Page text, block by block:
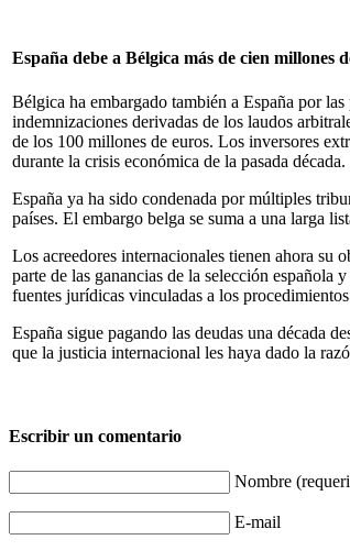
España debe a Bélgica más de cien millones
Bélgica ha embargado también a España por
indemnizaciones derivadas de los laudos
de los 100 millones de euros. Los inversores
durante la crisis económica de la pasada década.
España ya ha sido condenada por múltiples
países. El embargo belga se suma a una larga
Los acreedores internacionales tienen ahora
parte de las ganancias de la selección española
fuentes jurídicas vinculadas a los
España sigue pagando las deudas una década
que la justicia internacional les haya dado la
Escribir un comentario
Nombre
E-mail